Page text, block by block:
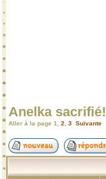
Anelka sacrifié!
Aller à la page 1 2 3 Suivante